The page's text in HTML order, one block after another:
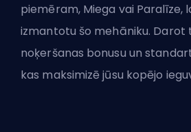
piemēram, Miega vai Paralīze,
izmantotu šo mehāniku. Darot
noķeršanas bonusu un
kas maksimizē jūsu kopējo